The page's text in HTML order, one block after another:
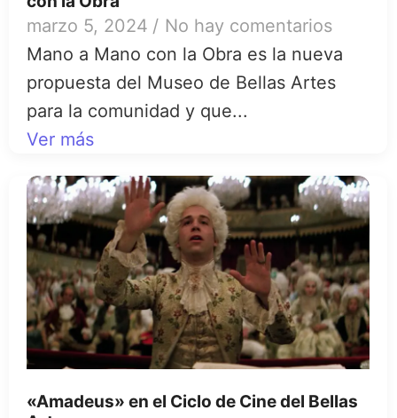
marzo 5, 2024 / No hay comentarios
Mano a Mano con la Obra es la nueva
propuesta del Museo de Bellas Artes
para la comunidad y que...
Ver más
«Amadeus» en el Ciclo de Cine del Bellas